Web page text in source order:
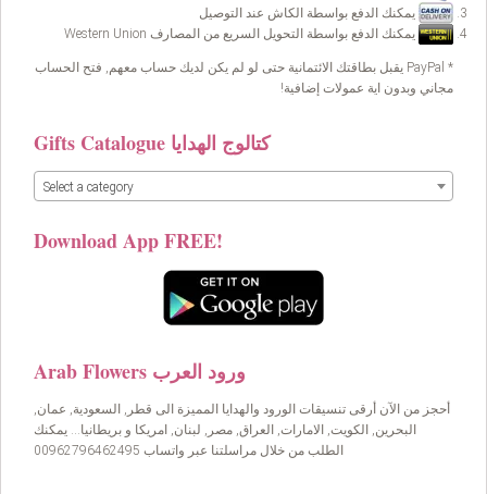
يمكنك الدفع بواسطة الكاش عند التوصيل
يمكنك الدفع بواسطة التحويل السريع من المصارف Western Union
* PayPal يقبل بطاقتك الائتمانية حتى لو لم يكن لديك حساب معهم, فتح الحساب
مجاني وبدون اية عمولات إضافية!
Gifts Catalogue كتالوج الهدايا
Select a category
Download App FREE!
Arab Flowers ورود العرب
أحجز من الآن أرقى تنسيقات الورود والهدايا المميزة الى قطر, السعودية, عمان,
البحرين, الكويت, الامارات, العراق, مصر, لبنان, امريكا و بريطانيا… يمكنك
الطلب من خلال مراسلتنا عبر واتساب 00962796462495